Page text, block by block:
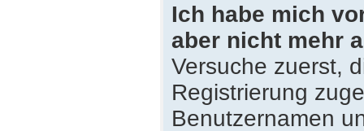
Ich habe mich
aber nicht mehr
Versuche zuerst,
Registrierung
Benutzernamen